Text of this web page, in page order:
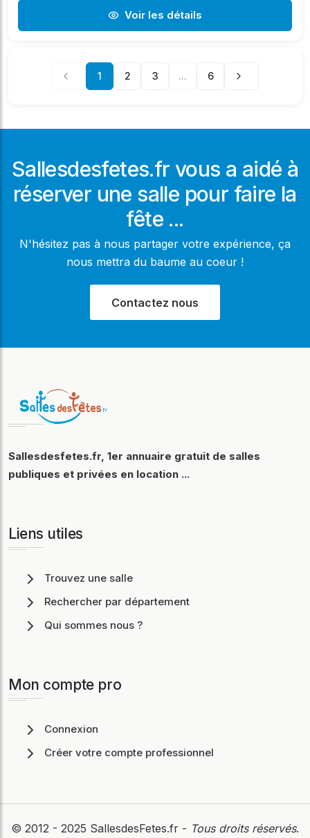
Voir les détails
1 2 3 ... 6
Sallesdesfetes.fr vous a aidé à
réserver une salle pour faire la
fête ...
N'hésitez pas à nous partager votre expérience, ça
nous mettra du baume au coeur !
Contactez nous
Sallesdesfetes.fr, 1er annuaire gratuit de salles
publiques et privées en location ...
Liens utiles
Trouvez une salle
Rechercher par département
Qui sommes nous ?
Mon compte pro
Connexion
Créer votre compte professionnel
© 2012 - 2025 SallesdesFetes.fr - Tous droits réservés.